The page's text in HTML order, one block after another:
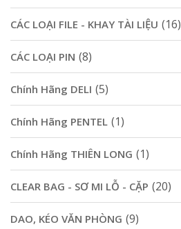
CÁC LOẠI FILE - KHAY TÀI LIỆU (16)
CÁC LOẠI PIN (8)
Chính Hãng DELI (5)
Chính Hãng PENTEL (1)
Chính Hãng THIÊN LONG (1)
CLEAR BAG - SƠ MI LỖ - CẶP (20)
DAO, KÉO VĂN PHÒNG (9)